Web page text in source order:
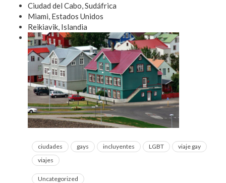
Ciudad del Cabo, Sudáfrica
Miami, Estados Unidos
Reikiavik, Islandia
ciudades gays incluyentes LGBT
viaje gay
viajes
Uncategorized